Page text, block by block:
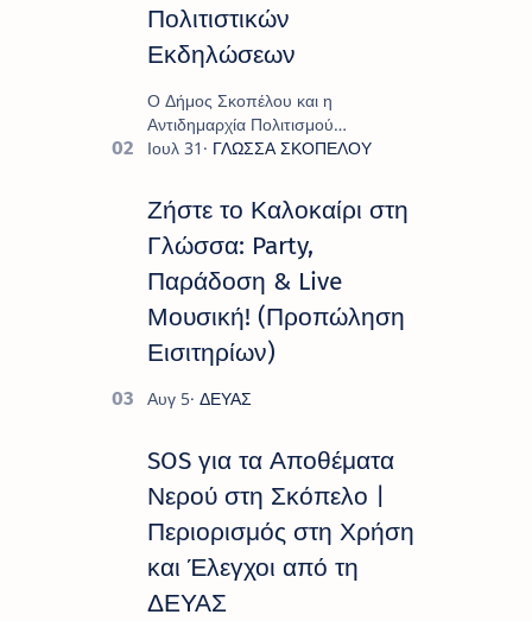
Πολιτιστικών
Εκδηλώσεων
Ο Δήμος Σκοπέλου και η
Αντιδημαρχία Πολιτισμού
παρουσιάζουν το πρόγραμμα «
πρόγραμμα εκδ…
Ζήστε το Καλοκαίρι στη
Γλώσσα: Party,
Παράδοση & Live
Μουσική! (Προπώληση
Εισιτηρίων)
SOS για τα Αποθέματα
Νερού στη Σκόπελο |
Περιορισμός στη Χρήση
και Έλεγχοι από τη
ΔΕΥΑΣ